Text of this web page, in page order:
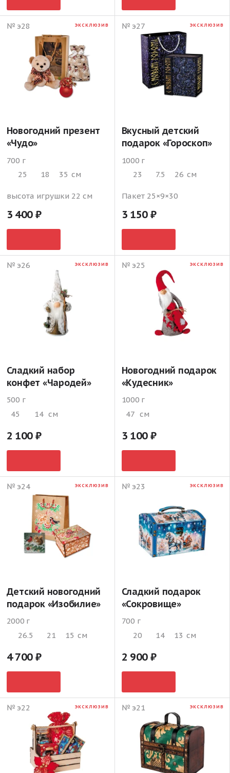
№ э28 ЭКСКЛЮЗИВ
Новогодний презент
«Чудо»
700 г
25
18 35 см
высота игрушки 22 см
3 400
№ э27 ЭКСКЛЮЗИВ
Вкусный детский
подарок «Гороскоп»
1000 г
23
7.5 26 см
Пакет 25×9×30
3 150
№ э26 ЭКСКЛЮЗИВ
Сладкий набор
конфет «Чародей»
500 г
45
14 см
2 100
№ э25 ЭКСКЛЮЗИВ
Новогодний подарок
«Кудесник»
1000 г
47 см
3 100
№ э24 ЭКСКЛЮЗИВ
Детский новогодний
подарок «Изобилие»
2000 г
26.5
21 15 см
4 700
№ э23 ЭКСКЛЮЗИВ
Сладкий подарок
«Сокровище»
700 г
20
14 13 см
2 900
№ э22 ЭКСКЛЮЗИВ № э21 ЭКСКЛЮЗИВ